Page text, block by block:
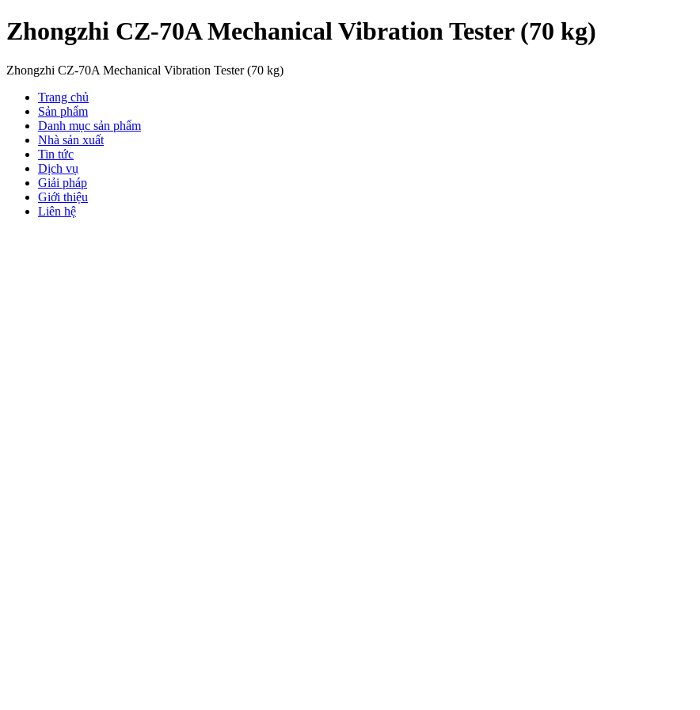
Zhongzhi CZ-70A Mechanical Vibration Tester (70 kg)
Zhongzhi CZ-70A Mechanical Vibration Tester (70 kg)
Trang chủ
Sản phẩm
Danh mục sản phẩm
Nhà sản xuất
Tin tức
Dịch vụ
Giải pháp
Giới thiệu
Liên hệ